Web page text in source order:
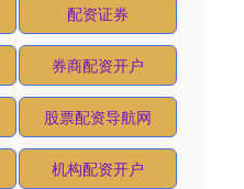
配资证券
券商配资开户
股票配资导航网
机构配资开户